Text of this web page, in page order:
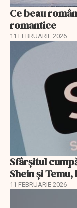
Ce beau
romantice
11 FEBRUARIE 2026
Sfârșitul
Shein și
11 FEBRUARIE 2026